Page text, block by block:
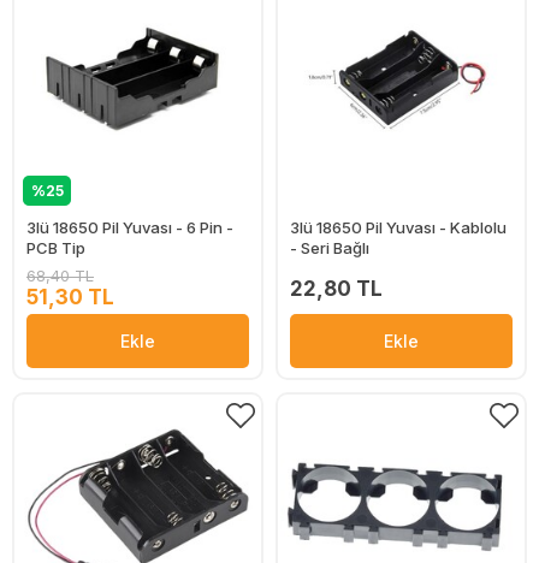
%25
3lü 18650 Pil Yuvası - 6 Pin -
PCB Tip
68,40 TL
51,30 TL
Ekle
3lü 18650 Pil Yuvası - Kablolu
- Seri Bağlı
22,80 TL
Ekle